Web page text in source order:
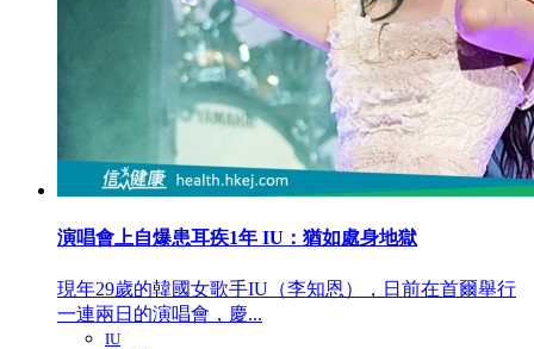
演唱會上自爆患耳疾1年 IU：猶如處身地獄
現年29歲的韓國女歌手IU（李知恩），日前在首爾舉行
一連兩日的演唱會，慶...
IU